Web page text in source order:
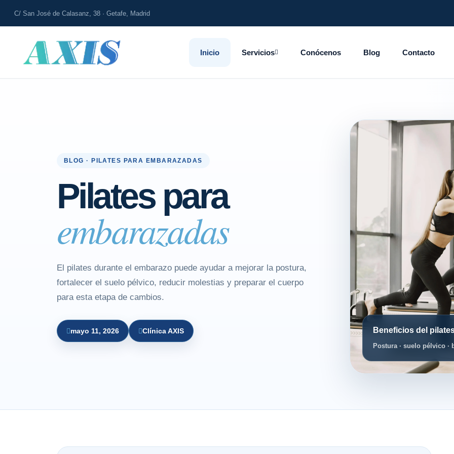
C/ San José de Calasanz, 38 · Getafe, Madrid
Inicio Servicios Conócenos Blog Contacto
BLOG · PILATES PARA EMBARAZADAS
Pilates para
embarazadas
El pilates durante el embarazo puede ayudar a mejorar la postura,
fortalecer el suelo pélvico, reducir molestias y preparar el cuerpo
para esta etapa de cambios.
mayo 11, 2026 Clínica AXIS Beneficios del
Postura · suelo pélvico ·